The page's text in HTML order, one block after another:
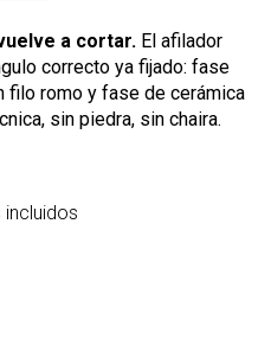
a cortar. El afilador
correcto ya fijado: fase
filo romo y fase de cerámica
sin piedra, sin chaira.